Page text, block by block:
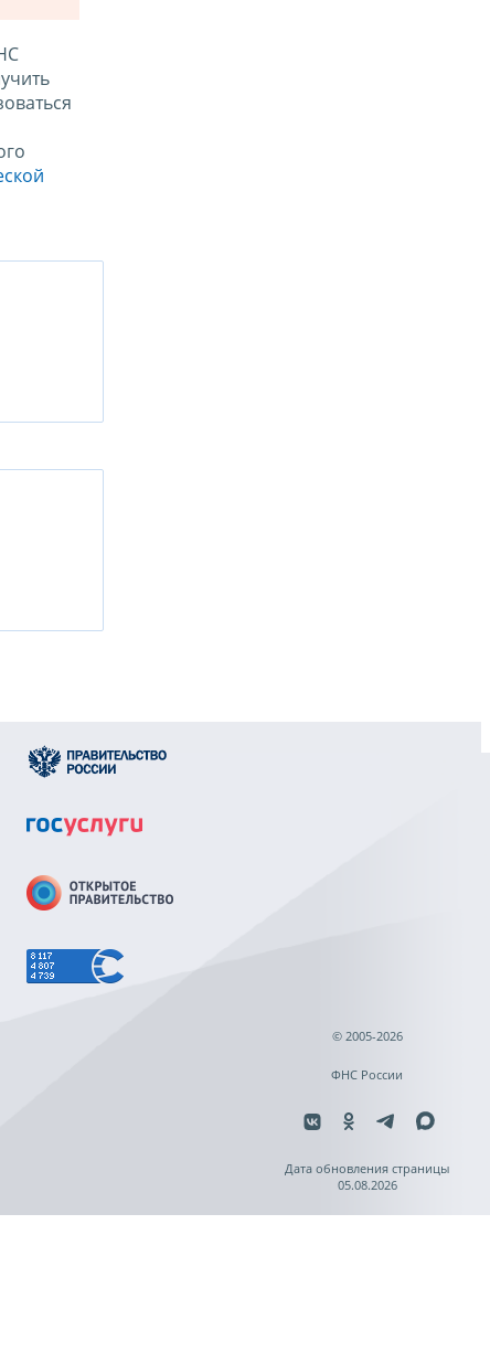
© 2005-2026
ФНС России
Дата обновления страницы
05.08.2026